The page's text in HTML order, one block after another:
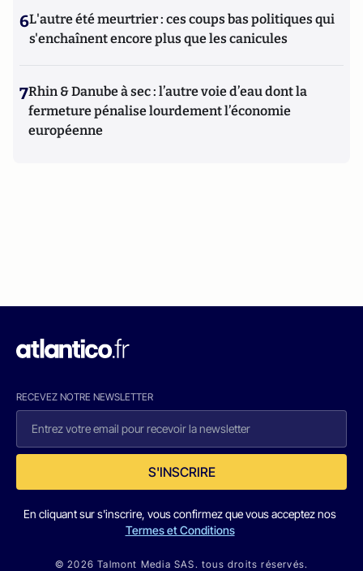
6L'autre été meurtrier : ces coups bas politiques qui
s'enchaînent encore plus que les canicules
7Rhin & Danube à sec : l’autre voie d’eau dont la
fermeture pénalise lourdement l’économie
européenne
RECEVEZ NOTRE NEWSLETTER
S'INSCRIRE
En cliquant sur s'inscrire, vous confirmez que vous acceptez nos
Termes et Conditions
© 2026 Talmont Media SAS. tous droits réservés.